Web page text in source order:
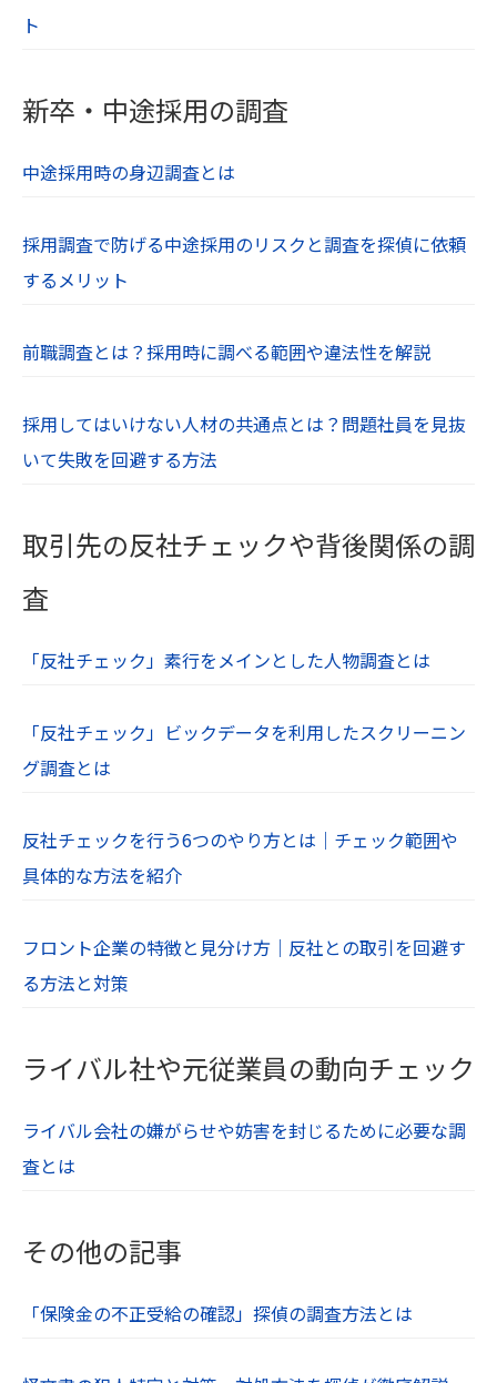
ト
新卒・中途採用の調査
中途採用時の身辺調査とは
採用調査で防げる中途採用のリスクと調査を探偵に依頼
するメリット
前職調査とは？採用時に調べる範囲や違法性を解説
採用してはいけない人材の共通点とは？問題社員を見抜
いて失敗を回避する方法
取引先の反社チェックや背後関係の調
査
「反社チェック」素行をメインとした人物調査とは
「反社チェック」ビックデータを利用したスクリーニン
グ調査とは
反社チェックを行う6つのやり方とは｜チェック範囲や
具体的な方法を紹介
フロント企業の特徴と見分け方｜反社との取引を回避す
る方法と対策
ライバル社や元従業員の動向チェック
ライバル会社の嫌がらせや妨害を封じるために必要な調
査とは
その他の記事
「保険金の不正受給の確認」探偵の調査方法とは